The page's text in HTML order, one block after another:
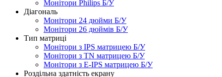
Монітори Philips Б/У
Діагональ
Монітори 24 дюйми Б/У
Монітори 26 дюймів Б/У
Тип матриці
Монітори з IPS матрицею Б/У
Монітори з TN матрицею Б/У
Монітори з E-IPS матрицею Б/У
Роздільна здатність екрану